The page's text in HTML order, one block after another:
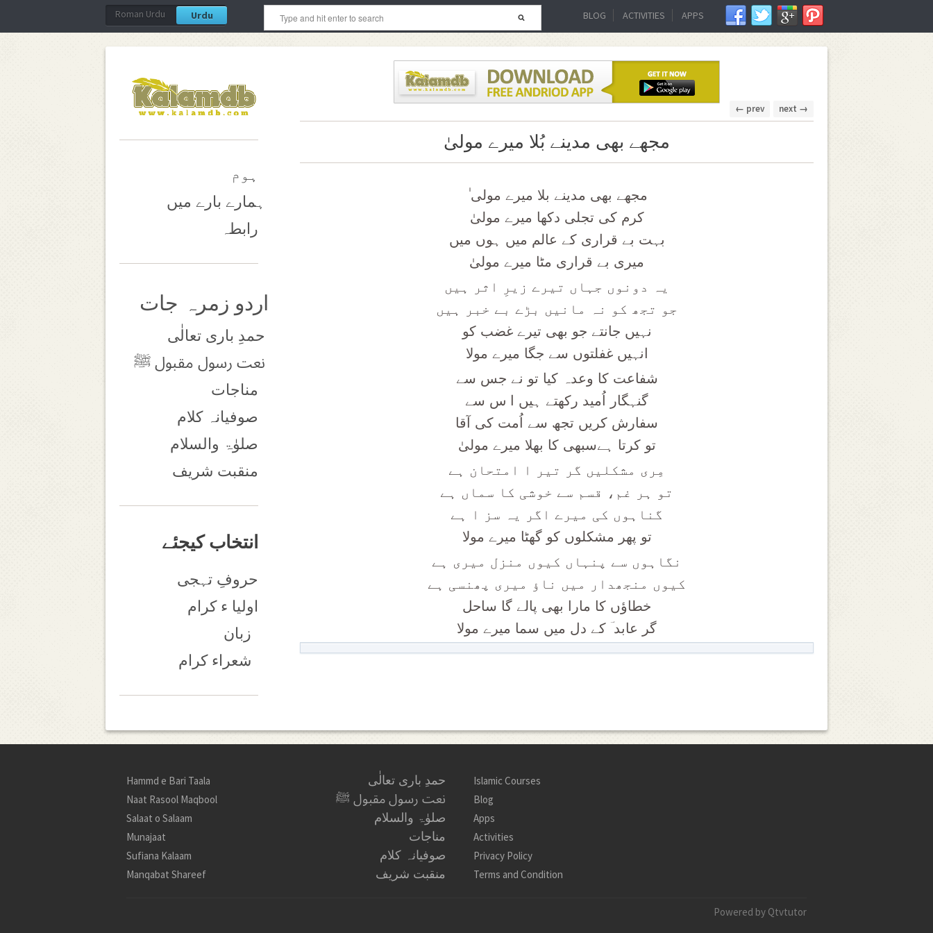
Roman Urdu Urdu BLOG ACTIVITIES APPS
ہوم
ہمارے بارے میں
رابطہ
اردو زمرہ جات
حمدِ باری تعالٰی
نعت رسول مقبول ﷺ
مناجات
صوفیانہ کلام
صلوٰۃ والسلام
منقبت شریف
انتخاب کیجئے
حروفِ تہجی
اولیا ء کرام
زبان
شعراء کرام
← prev next →
مجھے بھی مدینے بُلا میرے مولیٰ
مجھے بھی مدینے بلا میرے مولی ٰ
کرم کی تجلی دکھا میرے مولیٰ
بہت بے قراری کے عالم میں ہوں میں
میری بے قراری مٹا میرے مولیٰ
یہ دونوں جہاں تیرے زیرِ اثر ہیں
جو تجھ کو نہ مانیں بڑے بے خبر ہیں
نہیں جانتے جو بھی تیرے غضب کو
انہیں غفلتوں سے جگا میرے مولا
شفاعت کا وعدہ کیا تو نے جس سے
گنہگار اُمید رکھتے ہیں ا س سے
سفارش کریں تجھ سے اُمت کی آقا
تو کرتا ہےسبھی کا بھلا میرے مولیٰ
مِری مشکلیں گر تیر ا امتحان ہے
تو ہر غم، قسم سے خوشی کا سماں ہے
گناہوں کی میرے اگر یہ سز ا ہے
تو پھر مشکلوں کو گھٹا میرے مولا
نگاہوں سے پنہاں کیوں منزل میری ہے
کیوں منجھدار میں ناؤ میری پھنسی ہے
خطاؤں کا مارا بھی پالے گا ساحل
گر عابد ؔ کے دل میں سما میرے مولا
Hammd e Bari Taala
Naat Rasool Maqbool
Salaat o Salaam
Munajaat
Sufiana Kalaam
Manqabat Shareef
حمدِ باری تعالٰی
نعت رسول مقبول ﷺ
صلوٰۃ والسلام
مناجات
صوفیانہ کلام
منقبت شریف
Islamic Courses
Blog
Apps
Activities
Privacy Policy
Terms and Condition
Powered by Qtvtutor